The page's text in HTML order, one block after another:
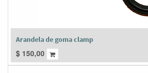
Arandela de goma clamp
$ 150,00